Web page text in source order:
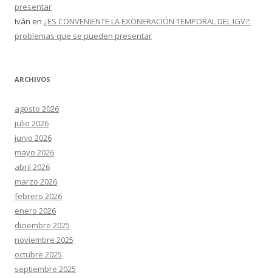
presentar
Iván en ¿ES CONVENIENTE LA EXONERACIÓN TEMPORAL DEL IGV?:
problemas que se pueden presentar
ARCHIVOS
agosto 2026
julio 2026
junio 2026
mayo 2026
abril 2026
marzo 2026
febrero 2026
enero 2026
diciembre 2025
noviembre 2025
octubre 2025
septiembre 2025